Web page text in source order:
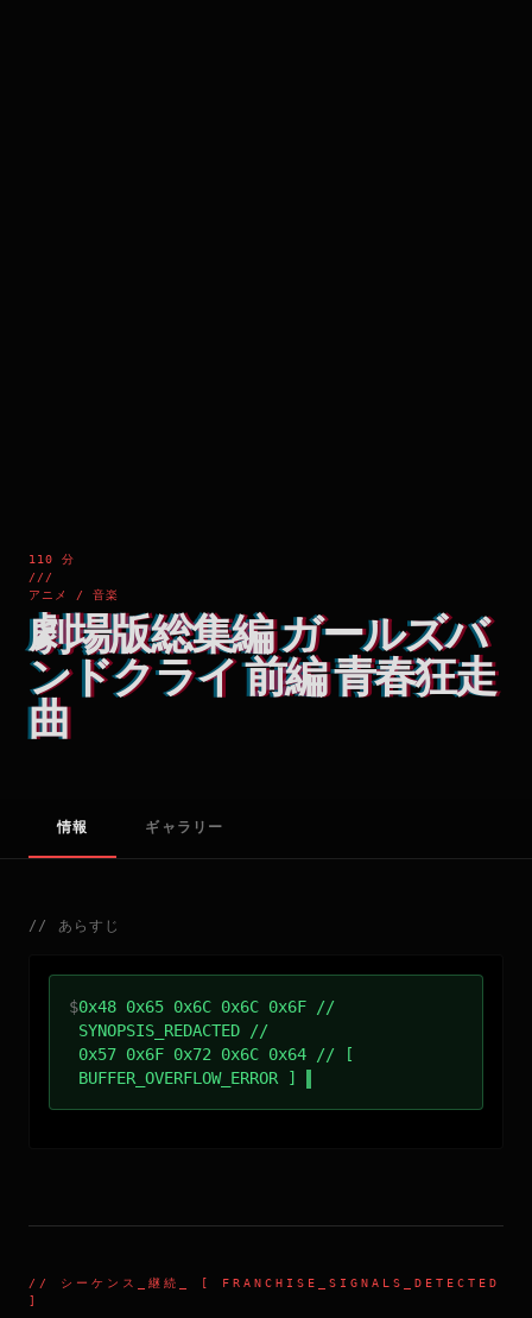
110 分
///
アニメ / 音楽
劇場版総集編 ガールズバ
ンドクライ 前編 青春狂走
曲
情報 ギャラリー
// あらすじ
$0x48 0x65 0x6C 0x6C 0x6F //
SYNOPSIS_REDACTED //
0x57 0x6F 0x72 0x6C 0x64 // [
BUFFER_OVERFLOW_ERROR ]
// シーケンス_継続
_ [ FRANCHISE_SIGNALS_DETECTED